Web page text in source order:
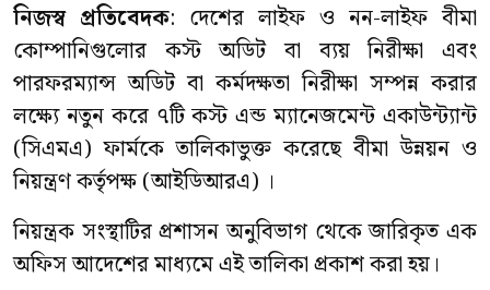
নিজস্ব প্রতিবেদক: দেশের লাইফ ও নন-লাইফ বীমা
কোম্পানিগুলোর কস্ট অডিট বা ব্যয় নিরীক্ষা এবং
পারফরম্যান্স অডিট বা কর্মদক্ষতা নিরীক্ষা সম্পন্ন করার
লক্ষ্যে নতুন করে ৭টি কস্ট এন্ড ম্যানেজমেন্ট একাউন্ট্যান্ট
(সিএমএ) ফার্মকে তালিকাভুক্ত করেছে বীমা উন্নয়ন ও
নিয়ন্ত্রণ কর্তৃপক্ষ (আইডিআরএ) ।
নিয়ন্ত্রক সংস্থাটির প্রশাসন অনুবিভাগ থেকে জারিকৃত এক
অফিস আদেশের মাধ্যমে এই তালিকা প্রকাশ করা হয়।